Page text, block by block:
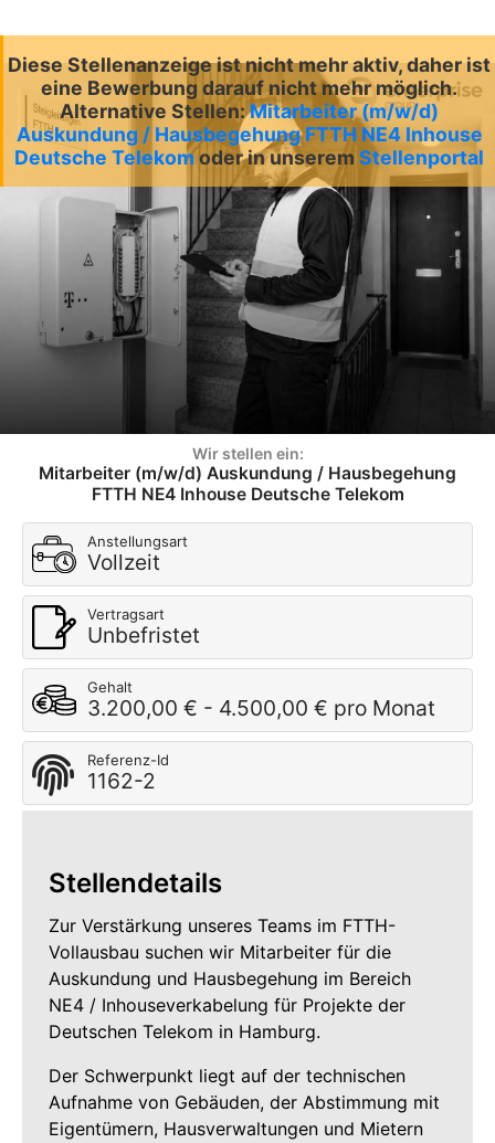
Diese Stellenanzeige ist nicht mehr aktiv, daher ist
eine Bewerbung darauf nicht mehr möglich.
Alternative Stellen:Mitarbeiter (m/w/d)
Auskundung / Hausbegehung FTTH NE4 Inhouse
Deutsche Telekomoder in unserem Stellenportal
Wir stellen ein:
Mitarbeiter (m/w/d) Auskundung / Hausbegehung
FTTH NE4 Inhouse Deutsche Telekom
Anstellungsart
Vollzeit
Vertragsart
Unbefristet
Gehalt
3.200,00 € - 4.500,00 € pro Monat
Referenz-Id
1162-2
Stellendetails
Zur Verstärkung unseres Teams im FTTH-
Vollausbau suchen wir Mitarbeiter für die
Auskundung und Hausbegehung im Bereich
NE4 / Inhouseverkabelung für Projekte der
Deutschen Telekom in Hamburg.
Der Schwerpunkt liegt auf der technischen
Aufnahme von Gebäuden, der Abstimmung mit
Eigentümern, Hausverwaltungen und Mietern